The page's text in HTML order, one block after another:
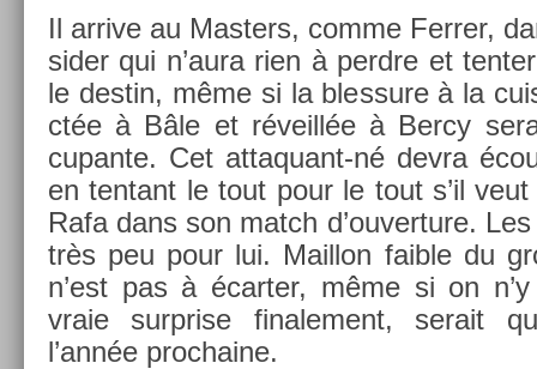
Il ar­rive au Mast­ers, comme Ferr­er,
sid­er qui n’aura rien à per­dre et
le de­stin, même si la bles­sure à la
ctée à Bâle et réveillée à Bercy
cupan­te. Cet attaquant-né devra
en ten­tant le tout pour le tout s’il
Rafa dans son match d’ouver­ture.
très peu pour lui. Mail­lon faib­le du
n’est pas à écart­er, même si on
vraie sur­pr­ise fin­ale­ment, serait
l’année pro­chaine.